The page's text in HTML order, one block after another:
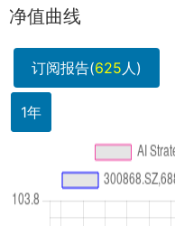
净值曲线
订阅报告(625人)
1年